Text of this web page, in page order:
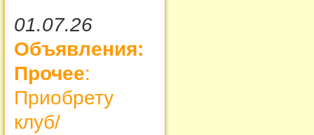
01.07.26
Объявления:
Прочее:
Приобрету
клуб/